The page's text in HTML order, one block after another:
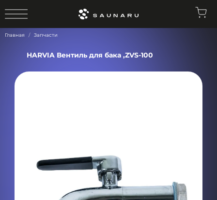
Главная Запчасти
HARVIA Вентиль для бака ,ZVS-100